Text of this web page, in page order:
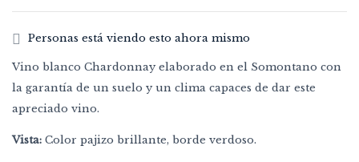
Personas está viendo esto ahora mismo
Vino blanco Chardonnay elaborado en el Somontano con
la garantía de un suelo y un clima capaces de dar este
apreciado vino.
Vista: Color pajizo brillante, borde verdoso.